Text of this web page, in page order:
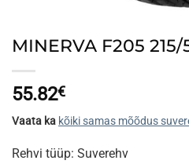
MINERVA F205 215/
55.82€
Vaata ka kõiki samas mõõdus
Rehvi tüüp: Suverehv